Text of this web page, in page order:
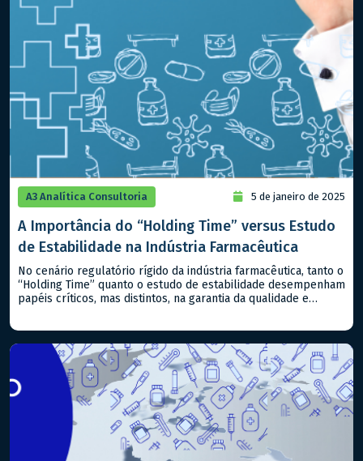
A3 Analítica Consultoria 5 de janeiro de 2025
A Importância do “Holding Time” versus Estudo
de Estabilidade na Indústria Farmacêutica
No cenário regulatório rígido da indústria farmacêutica, tanto o
“Holding Time” quanto o estudo de estabilidade desempenham
papéis críticos, mas distintos, na garantia da qualidade e
regulatórios nacionais e internacionais. – Estudo de
Estabilidade: Este […]